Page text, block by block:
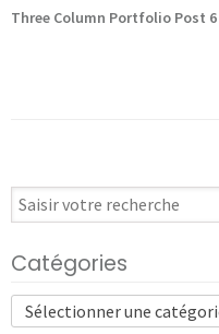
Three Column Portfolio Post 6
Catégories